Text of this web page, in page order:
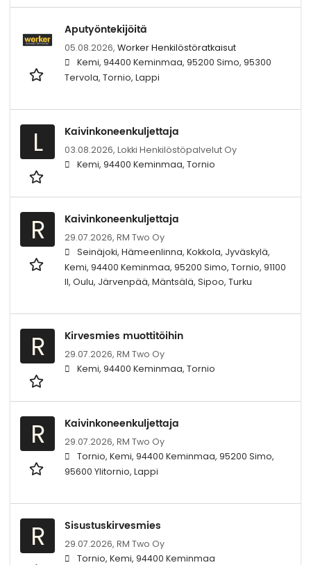
Aputyöntekijöitä
05.08.2026, Worker Henkilöstöratkaisut
Kemi, 94400 Keminmaa, 95200 Simo, 95300
Tervola, Tornio, Lappi
L Kaivinkoneenkuljettaja
03.08.2026, Lokki Henkilöstöpalvelut Oy
Kemi, 94400 Keminmaa, Tornio
R Kaivinkoneenkuljettaja
29.07.2026, RM Two Oy
Seinäjoki, Hämeenlinna, Kokkola, Jyväskylä,
Kemi, 94400 Keminmaa, 95200 Simo, Tornio, 91100
II, Oulu, Järvenpää, Mäntsälä, Sipoo, Turku
R Kirvesmies muottitöihin
29.07.2026, RM Two Oy
Kemi, 94400 Keminmaa, Tornio
R Kaivinkoneenkuljettaja
29.07.2026, RM Two Oy
Tornio, Kemi, 94400 Keminmaa, 95200 Simo,
95600 Ylitornio, Lappi
R Sisustuskirvesmies
29.07.2026, RM Two Oy
Tornio, Kemi, 94400 Keminmaa